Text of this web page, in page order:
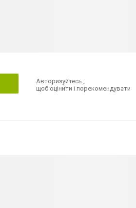
Авторизуйтесь,
щоб оцінити і порекомендувати